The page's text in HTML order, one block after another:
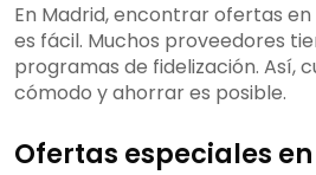
En Madrid, encontrar ofertas
es fácil. Muchos proveedores
programas de fidelización. Así,
cómodo y ahorrar es posible.
Ofertas especiales